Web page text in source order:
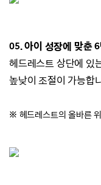
05. 아이 성장에 맞춘
헤드레스트 상단에 있
높낮이 조절이 가능합
※ 헤드레스트의 올바른